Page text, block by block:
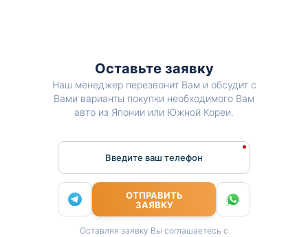
Оставьте заявку
Наш менеджер перезвонит Вам и обсудит с
Вами варианты покупки необходимого Вам
авто из Японии или Южной Кореи.
Введите ваш телефон
ОТПРАВИТЬ
ЗАЯВКУ
Оставляя заявку Вы соглашаетесь с